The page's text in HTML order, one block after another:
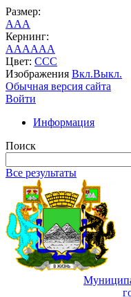
Размер:
AAA
Кернинг:
AAAAAA
Цвет: CCC
Изображения Вкл.Выкл.
Обычная версия сайта
Войти
Информация
Поиск
Все результаты